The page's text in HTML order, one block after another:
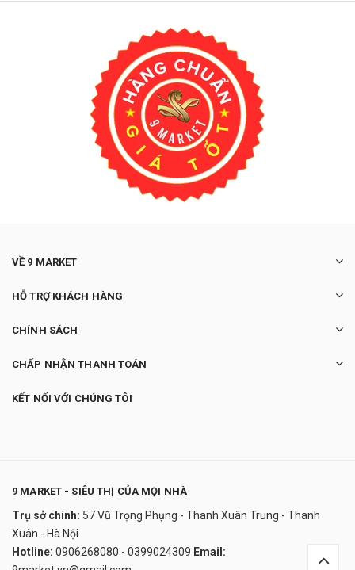
VỀ 9 MARKET
HỖ TRỢ KHÁCH HÀNG
CHÍNH SÁCH
CHẤP NHẬN THANH TOÁN
KẾT NỐI VỚI CHÚNG TÔI
9 MARKET - SIÊU THỊ CỦA MỌI NHÀ
Trụ sở chính: 57 Vũ Trọng Phụng - Thanh Xuân Trung - Thanh
Xuân - Hà Nội
Hotline: 0906268080 - 0399024309 Email:
Nhật Bản
390.000₫